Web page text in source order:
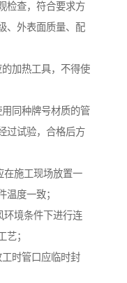
检查，符合要求方
、外表面质量、配
加热工具，不得使
同种牌号材质的管
过试验，合格后方
在施工现场放置一
温度一致；
环境条件下进行连
艺；
时管口应临时封